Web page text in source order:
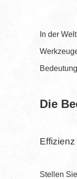
In der
Die
Stellen